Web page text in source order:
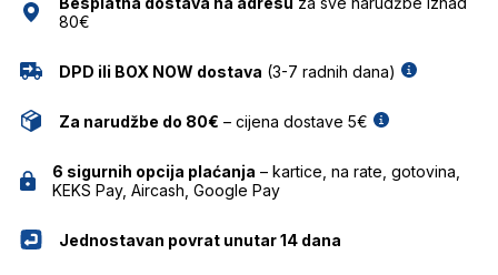
80€
DPD ili BOX NOW dostava (3-7 radnih dana)
Za narudžbe do 80€ – cijena dostave 5€
6 sigurnih opcija plaćanja – kartice, na rate, gotovina,
KEKS Pay, Aircash, Google Pay
Jednostavan povrat unutar 14 dana